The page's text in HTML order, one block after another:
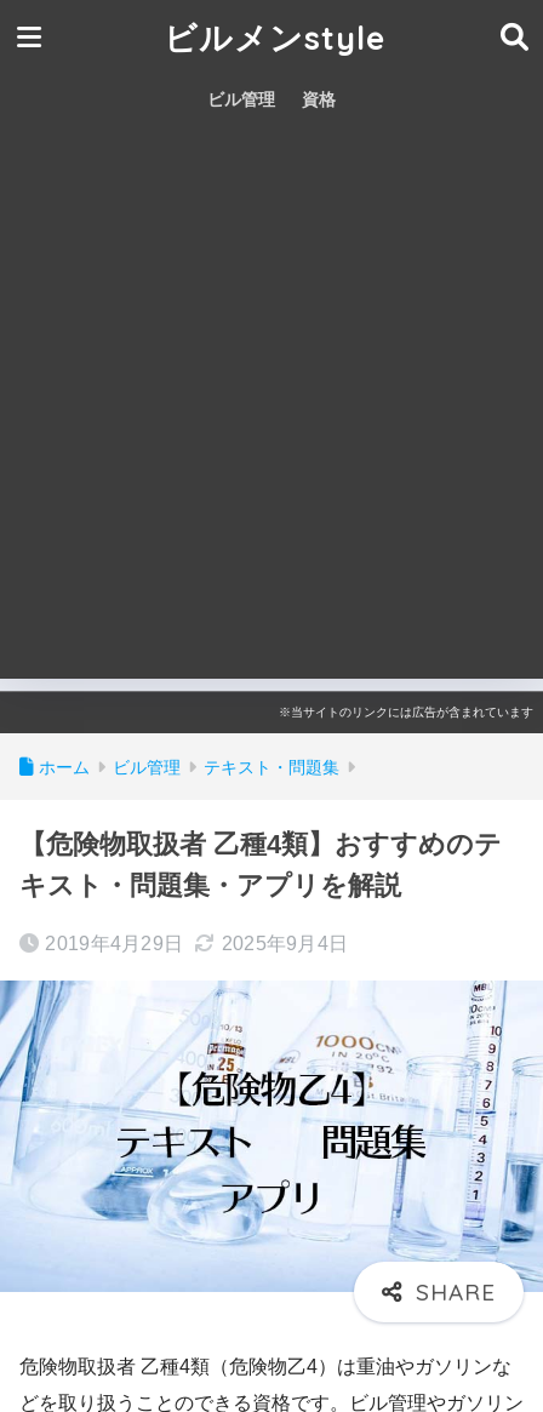
ビルメンstyle
ビル管理 資格
※当サイトのリンクには広告が含まれています
ホーム ビル管理 テキスト・問題集
【危険物取扱者 乙種4類】おすすめのテ
キスト・問題集・アプリを解説
2019年4月29日 2025年9月4日
危険物取扱者 乙種4類（危険物乙4）は重油やガソリンな
どを取り扱うことのできる資格です。ビル管理やガソリン